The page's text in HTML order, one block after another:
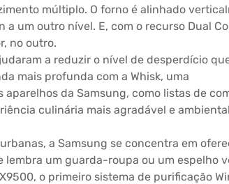
múltiplo. O forno é alinhado
um outro nível. E, com o recurso Dual
no outro.
a reduzir o nível de desperdício
mais profunda com a Whisk, uma
da Samsung, como listas de
culinária mais agradável e
a Samsung se concentra em
lembra um guarda-roupa ou um espelho
o primeiro sistema de purificação